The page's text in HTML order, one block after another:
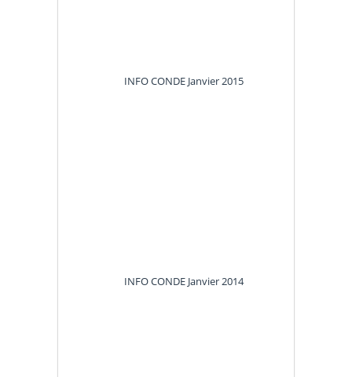
INFO CONDE Janvier 2015
INFO CONDE Janvier 2014